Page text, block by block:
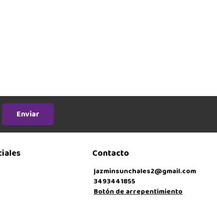
Enviar
Contacto
jazminsunchales2@gmail.com
3493441855
Botón de arrepentimiento